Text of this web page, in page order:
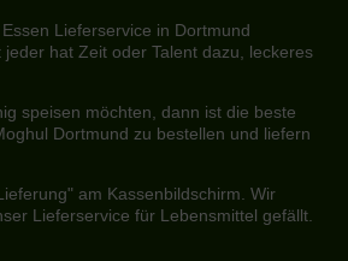
Lieferservice in Dortmund
jeder hat Zeit oder Talent dazu, leckeres
speisen möchten, dann ist die beste
Dortmund zu bestellen und liefern
am Kassenbildschirm. Wir
Lieferservice für Lebensmittel gefällt.